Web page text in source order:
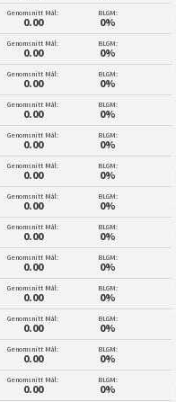
Genomsnitt Mål:
0.00
BLGM:
0%
Genomsnitt Mål:
0.00
BLGM:
0%
Genomsnitt Mål:
0.00
BLGM:
0%
Genomsnitt Mål:
0.00
BLGM:
0%
Genomsnitt Mål:
0.00
BLGM:
0%
Genomsnitt Mål:
0.00
BLGM:
0%
Genomsnitt Mål:
0.00
BLGM:
0%
Genomsnitt Mål:
0.00
BLGM:
0%
Genomsnitt Mål:
0.00
BLGM:
0%
Genomsnitt Mål:
0.00
BLGM:
0%
Genomsnitt Mål:
0.00
BLGM:
0%
Genomsnitt Mål:
0.00
BLGM:
0%
Genomsnitt Mål:
0.00
BLGM:
0%